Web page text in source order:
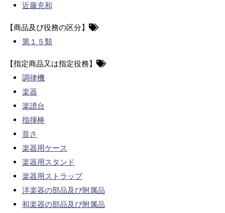
近藤充和
【商品及び役務の区分】
第１５類
【指定商品又は指定役務】
調律機
楽器
楽譜台
指揮棒
音さ
楽器用ケース
楽器用スタンド
楽器用ストラップ
洋楽器の部品及び附属品
和楽器の部品及び附属品